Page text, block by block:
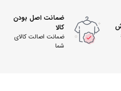
ضمانت اصل بودن
کالا
ضمانت اصالت کالای
شما